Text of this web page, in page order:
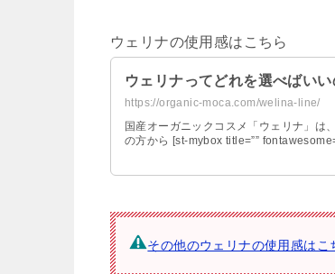
ウェリナの使用感はこちら
ウェリナってどれを選べばい
https://organic-moca.com/welina-line/
国産オーガニックコスメ「ウェリナ」は
の方から [st-mybox title=””
その他のウェリナの使用感はこ